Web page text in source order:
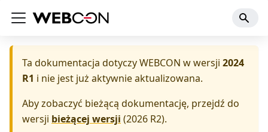
Ta dokumentacja dotyczyWEBCON w wersji 2024
R1 i nie jest już aktywnie aktualizowana.
Aby zobaczyć bieżącą dokumentację, przejdź do
wersji bieżącej wersji (2026 R2).